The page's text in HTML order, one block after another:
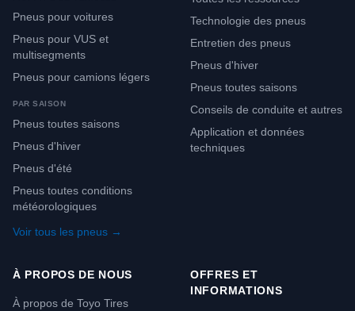
Pneus pour voitures
Pneus pour VUS et
multisegments
Pneus pour camions légers
PAR SAISON
Pneus toutes saisons
Pneus d'hiver
Pneus d'été
Pneus toutes conditions
météorologiques
Voir tous les pneus →
Technologie des pneus
Entretien des pneus
Pneus d'hiver
Pneus toutes saisons
Conseils de conduite et autres
Application et données
techniques
À PROPOS DE NOUS
À propos de Toyo Tires
OFFRES ET
INFORMATIONS